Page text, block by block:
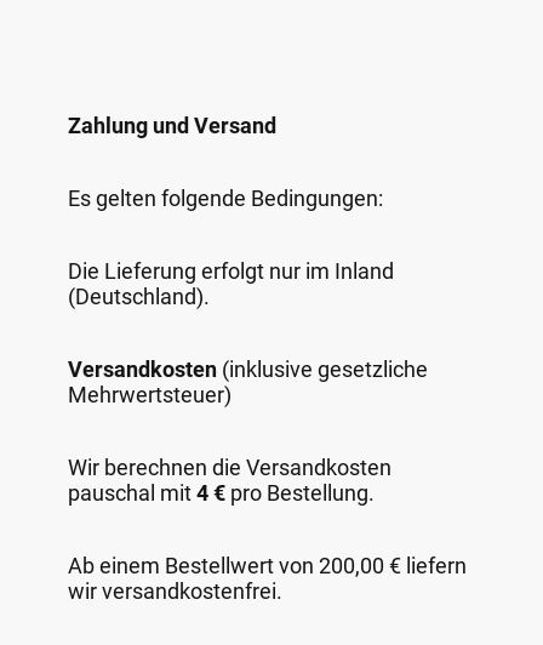
Zahlung und Versand
Es gelten folgende Bedingungen:
Die Lieferung erfolgt nur im Inland
(Deutschland).
Versandkosten (inklusive gesetzliche
Mehrwertsteuer)
Wir berechnen die Versandkosten
pauschal mit4 € pro Bestellung.
Ab einem Bestellwert von 200,00 € liefern
wir versandkostenfrei.